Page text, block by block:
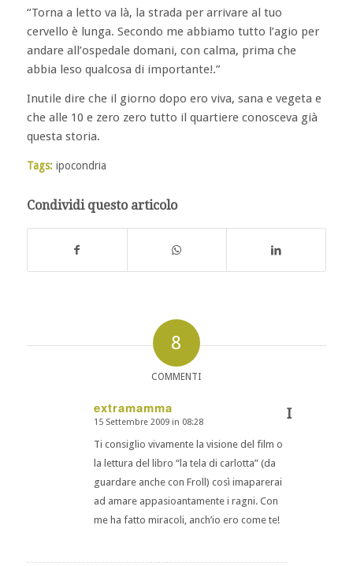
“Torna a letto va là, la strada per arrivare al tuo
cervello è lunga. Secondo me abbiamo tutto l’agio per
andare all’ospedale domani, con calma, prima che
abbia leso qualcosa di importante!.”
Inutile dire che il giorno dopo ero viva, sana e vegeta e
che alle 10 e zero zero tutto il quartiere conosceva già
questa storia.
Tags: ipocondria
Condividi questo articolo
8
COMMENTI
extramamma
dice:
15 Settembre 2009 in 08:28
Ti consiglio vivamente la visione del film o
la lettura del libro “la tela di carlotta” (da
guardare anche con Froll) così imaparerai
ad amare appasioantamente i ragni. Con
me ha fatto miracoli, anch’io ero come te!
I